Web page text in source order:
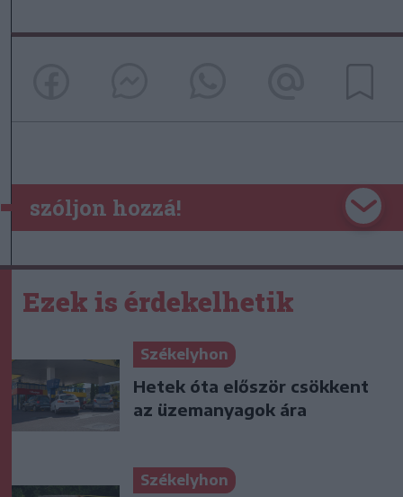
szóljon hozzá!
Ezek is érdekelhetik
Székelyhon
Hetek óta először csökkent
az üzemanyagok ára
Székelyhon